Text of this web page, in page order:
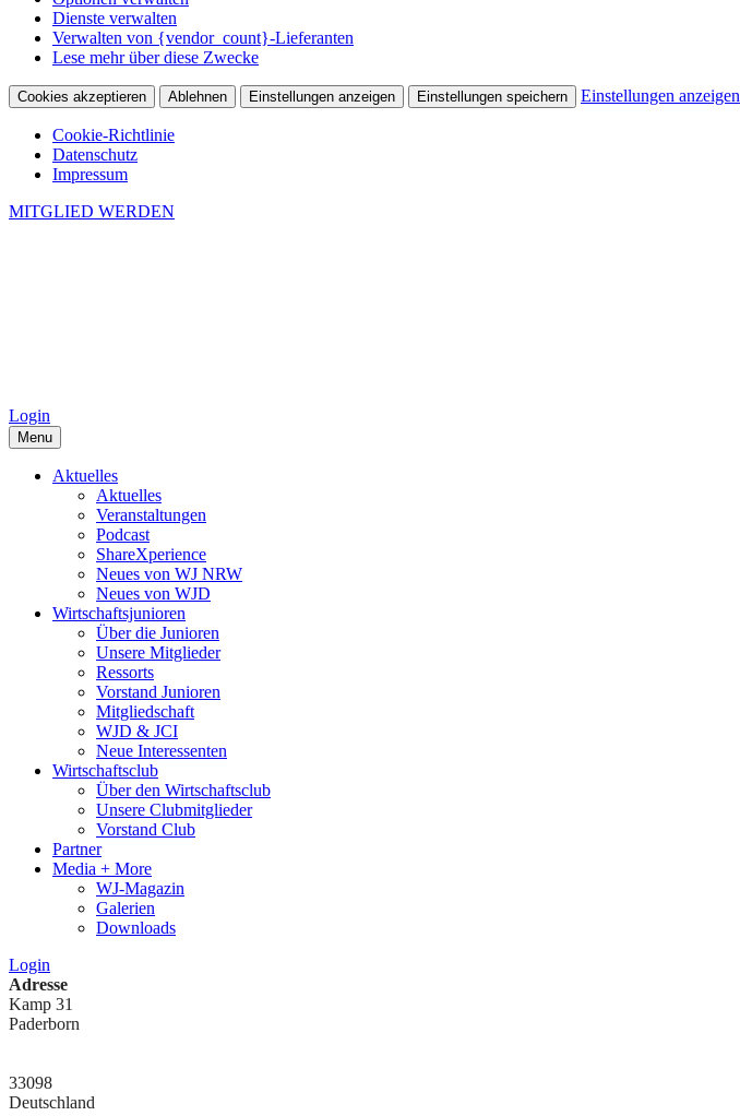
Dienste verwalten
Verwalten von {vendor_count}-Lieferanten
Lese mehr über diese Zwecke
Cookies akzeptieren Ablehnen Einstellungen anzeigen Einstellungen speichern Einstellungen anzeigen
Cookie-Richtlinie
Datenschutz
Impressum
MITGLIED WERDEN
Login
Menu
Aktuelles
Aktuelles
Veranstaltungen
Podcast
ShareXperience
Neues von WJ NRW
Neues von WJD
Wirtschaftsjunioren
Über die Junioren
Unsere Mitglieder
Ressorts
Vorstand Junioren
Mitgliedschaft
WJD & JCI
Neue Interessenten
Wirtschaftsclub
Über den Wirtschaftsclub
Unsere Clubmitglieder
Vorstand Club
Partner
Media + More
WJ-Magazin
Galerien
Downloads
Login
Adresse
Kamp 31
Paderborn
33098
Deutschland